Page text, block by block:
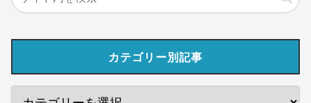
カテゴリー別記事